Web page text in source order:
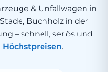
& Unfallwagen in
Buchholz in der
– schnell, seriös und
Höchstpreisen.